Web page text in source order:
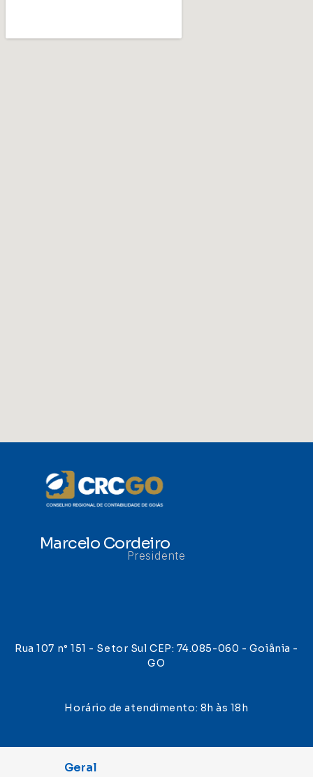
Marcelo Cordeiro
Presidente
Rua 107 n° 151 - Setor Sul CEP: 74.085-060 - Goiânia -
GO
Horário de atendimento: 8h às 18h
Geral